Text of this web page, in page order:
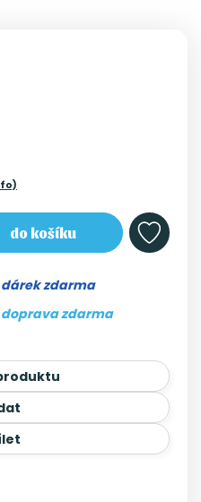
do košíku
dárek zdarma
doprava zdarma